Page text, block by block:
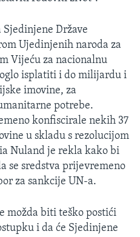
Države
Ujedinjenih naroda za
Vijeću za nacionalnu
isplatiti i do milijardu i
imovine, za
potrebe.
konfiscirale nekih 37
u skladu s rezolucijom
Nuland je rekla kako bi
se sredstva prijevremeno
za sankcije UN-a.
možda biti teško postići
i da će Sjedinjene